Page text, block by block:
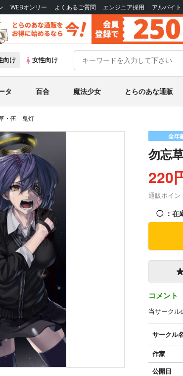
WEBオンリー よくあるご質問 エンジニア採用 アルバイト
向け 女性向け
タ 百合 魔法少女 とらのあな通販
・伍 鬼灯
全年
勿忘
220
通販ポイン
◯ ：在
コメント
当サークル
サークル
作家
公開日